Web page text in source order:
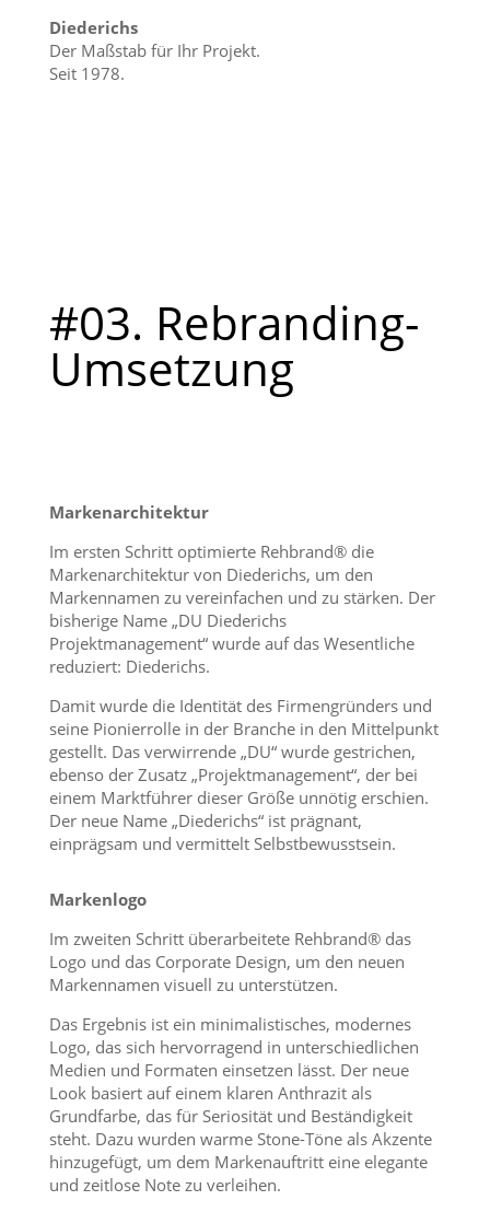
Diederichs
Der Maßstab für Ihr Projekt.
Seit 1978.
#03. Rebranding-
Umsetzung
Markenarchitektur
Im ersten Schritt optimierte Rehbrand® die
Markenarchitektur von Diederichs, um den
Markennamen zu vereinfachen und zu stärken. Der
bisherige Name „DU Diederichs
Projektmanagement“ wurde auf das Wesentliche
reduziert: Diederichs.
Damit wurde die Identität des Firmengründers und
seine Pionierrolle in der Branche in den Mittelpunkt
gestellt. Das verwirrende „DU“ wurde gestrichen,
ebenso der Zusatz „Projektmanagement“, der bei
einem Marktführer dieser Größe unnötig erschien.
Der neue Name „Diederichs“ ist prägnant,
einprägsam und vermittelt Selbstbewusstsein.
Markenlogo
Im zweiten Schritt überarbeitete Rehbrand® das
Logo und das Corporate Design, um den neuen
Markennamen visuell zu unterstützen.
Das Ergebnis ist ein minimalistisches, modernes
Logo, das sich hervorragend in unterschiedlichen
Medien und Formaten einsetzen lässt. Der neue
Look basiert auf einem klaren Anthrazit als
Grundfarbe, das für Seriosität und Beständigkeit
steht. Dazu wurden warme Stone-Töne als Akzente
hinzugefügt, um dem Markenauftritt eine elegante
und zeitlose Note zu verleihen.